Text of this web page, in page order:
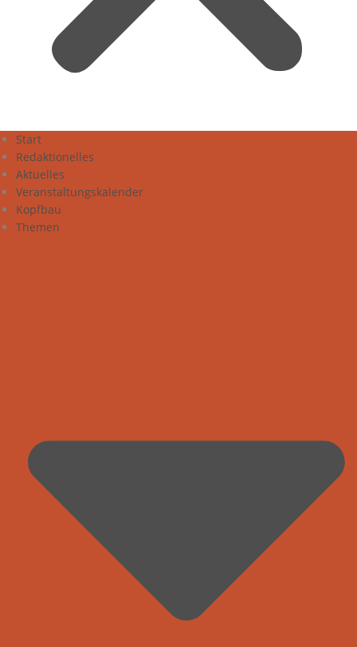
Start
Redaktionelles
Aktuelles
Veranstaltungskalender
Kopfbau
Themen